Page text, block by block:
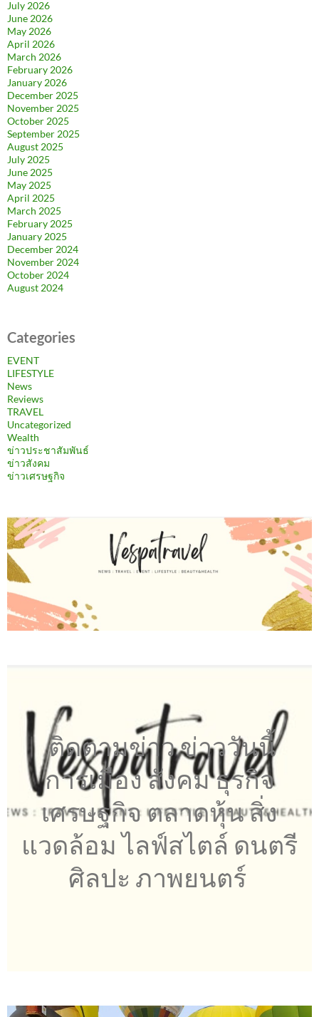
July 2026
June 2026
May 2026
April 2026
March 2026
February 2026
January 2026
December 2025
November 2025
October 2025
September 2025
August 2025
July 2025
June 2025
May 2025
April 2025
March 2025
February 2025
January 2025
December 2024
November 2024
October 2024
August 2024
Categories
EVENT
LIFESTYLE
News
Reviews
TRAVEL
Uncategorized
Wealth
ข่าวประชาสัมพันธ์
ข่าวสังคม
ข่าวเศรษฐกิจ
ติดตามข่าว ข่าววันนี้
การเมือง สังคม ธุรกิจ
เศรษฐกิจ ตลาดหุ้น สิ่ง
แวดล้อม ไลฟ์สไตล์ ดนตรี
ศิลปะ ภาพยนตร์